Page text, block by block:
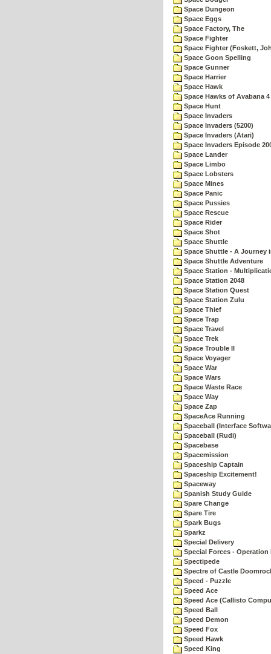
Space Dungeon
Space Eggs
Space Factory, The
Space Fighter
Space Fighter (Foskett,
Space Goon Spelling
Space Gunner
Space Harrier
Space Hawk
Space Hawks of Avabana 4
Space Hunt
Space Invaders
Space Invaders (5200)
Space Invaders (Atari)
Space Invaders Episode
Space Lander
Space Limbo
Space Lobsters
Space Mines
Space Panic
Space Pussies
Space Rescue
Space Rider
Space Shot
Space Shuttle
Space Shuttle - A Journey
Space Shuttle Adventure
Space Station -
Space Station 2048
Space Station Quest
Space Station Zulu
Space Thief
Space Trap
Space Travel
Space Trek
Space Trouble II
Space Voyager
Space War
Space Wars
Space Waste Race
Space Way
Space Zap
SpaceAce Running
Spaceball (Interface
Spaceball (Rudi)
Spacebase
Spacemission
Spaceship Captain
Spaceship Excitement!
Spaceway
Spanish Study Guide
Spare Change
Spare Tire
Spark Bugs
Sparkz
Special Delivery
Special Forces - Operation
Spectipede
Spectre of Castle
Speed - Puzzle
Speed Ace
Speed Ace (Callisto
Speed Ball
Speed Demon
Speed Fox
Speed Hawk
Speed King